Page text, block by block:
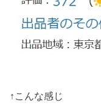
↑こんな感じ